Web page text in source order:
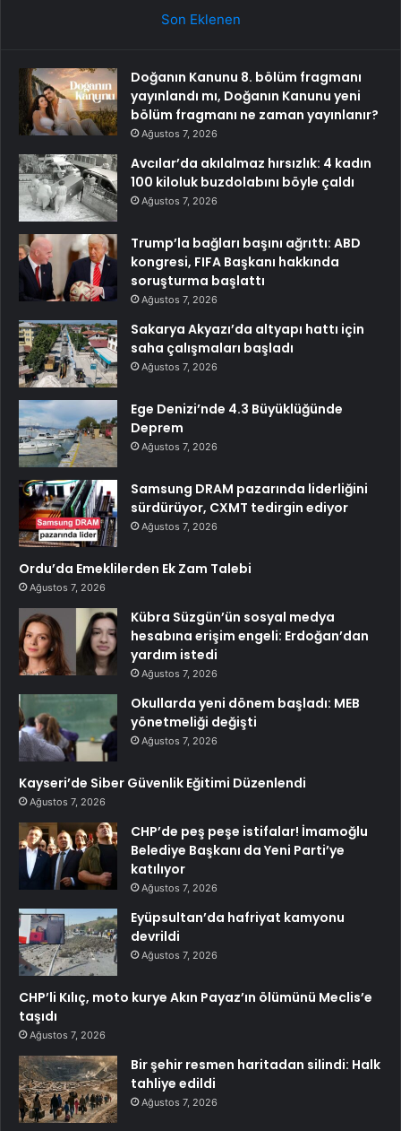
Son Eklenen
Doğanın Kanunu 8. bölüm fragmanı
yayınlandı mı, Doğanın Kanunu yeni
bölüm fragmanı ne zaman yayınlanır?
Ağustos 7, 2026
Avcılar’da akılalmaz hırsızlık: 4 kadın
100 kiloluk buzdolabını böyle çaldı
Ağustos 7, 2026
Trump’la bağları başını ağrıttı: ABD
kongresi, FIFA Başkanı hakkında
soruşturma başlattı
Ağustos 7, 2026
Sakarya Akyazı’da altyapı hattı için
saha çalışmaları başladı
Ağustos 7, 2026
Ege Denizi’nde 4.3 Büyüklüğünde
Deprem
Ağustos 7, 2026
Samsung DRAM pazarında liderliğini
sürdürüyor, CXMT tedirgin ediyor
Ağustos 7, 2026
Ordu’da Emeklilerden Ek Zam Talebi
Ağustos 7, 2026
Kübra Süzgün’ün sosyal medya
hesabına erişim engeli: Erdoğan’dan
yardım istedi
Ağustos 7, 2026
Okullarda yeni dönem başladı: MEB
yönetmeliği değişti
Ağustos 7, 2026
Kayseri’de Siber Güvenlik Eğitimi Düzenlendi
Ağustos 7, 2026
CHP’de peş peşe istifalar! İmamoğlu
Belediye Başkanı da Yeni Parti’ye
katılıyor
Ağustos 7, 2026
Eyüpsultan’da hafriyat kamyonu
devrildi
Ağustos 7, 2026
CHP’li Kılıç, moto kurye Akın Payaz’ın ölümünü Meclis’e
taşıdı
Ağustos 7, 2026
Bir şehir resmen haritadan silindi: Halk
tahliye edildi
Ağustos 7, 2026